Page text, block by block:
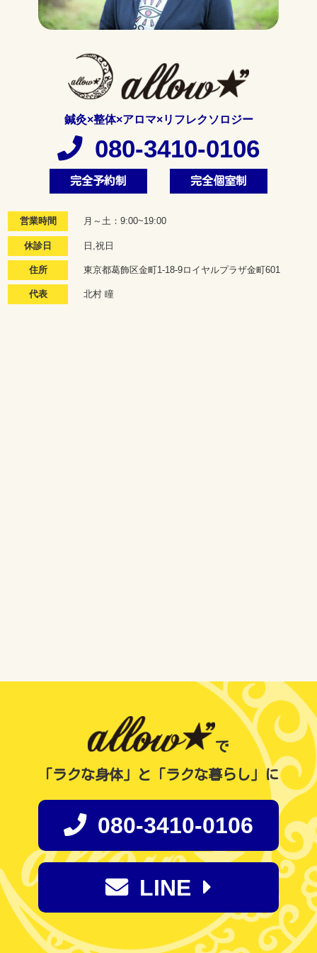
鍼灸×整体×アロマ×リフレクソロジー
080-3410-0106
完全予約制 完全個室制
営業時間 月～土：9:00~19:00
休診日 日,祝日
住所 東京都葛飾区金町1-18-9ロイヤルプラザ金町601
代表 北村 瞳
で
「ラクな身体」と「ラクな暮らし」に
080-3410-0106
LINE